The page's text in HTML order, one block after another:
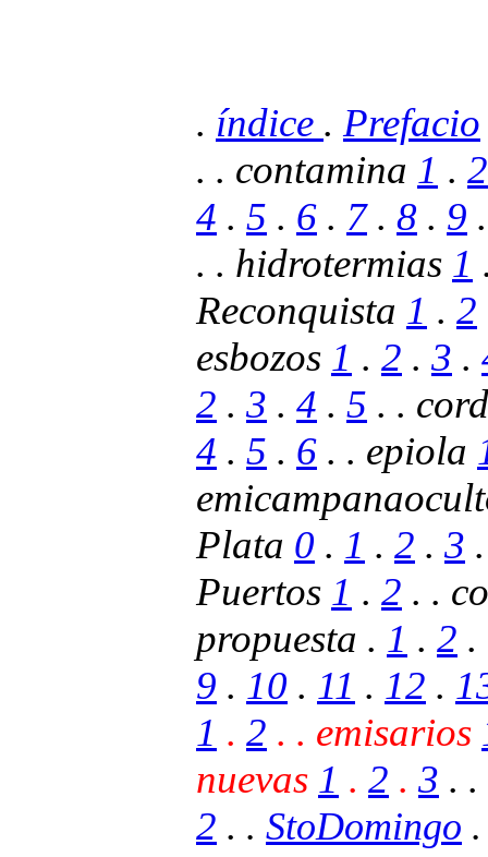
. índice . Prefacio
. . contamina 1 . 2
4 . 5 . 6 . 7. 8 . 9
. . hidrotermias 1
Reconquista 1 . 2
esbozos 1 . 2 . 3 .
2 . 3 . 4 . 5 . .
4 . 5 . 6 . . epiola
Plata 0 . 1 . 2 . 3
Puertos 1 . 2 . .
propuesta . 1 . 2 .
9 . 10 . 11 . 12 .
1 . 2 . . emisarios
nuevas 1 . 2 . 3 . .
2 . . StoDomingo .